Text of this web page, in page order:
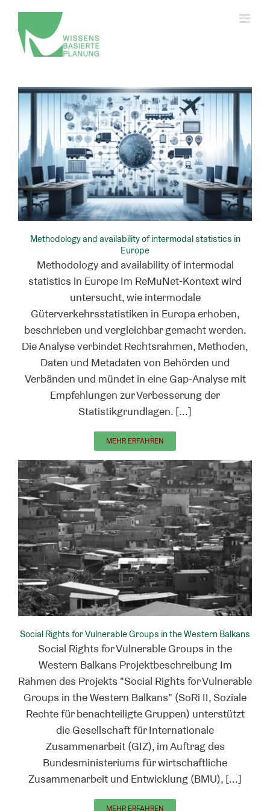
springen
Methodology and availability of intermodal statistics in
Europe
Methodology and availability of intermodal
statistics in Europe Im ReMuNet-Kontext wird
untersucht, wie intermodale
Güterverkehrsstatistiken in Europa erhoben,
beschrieben und vergleichbar gemacht werden.
Die Analyse verbindet Rechtsrahmen, Methoden,
Daten und Metadaten von Behörden und
Verbänden und mündet in eine Gap-Analyse mit
Empfehlungen zur Verbesserung der
Statistikgrundlagen. [...]
MEHR ERFAHREN
Social Rights for Vulnerable Groups in the Western Balkans
Social Rights for Vulnerable Groups in the
Western Balkans Projektbeschreibung Im
Rahmen des Projekts "Social Rights for Vulnerable
Groups in the Western Balkans" (SoRi II, Soziale
Rechte für benachteiligte Gruppen) unterstützt
die Gesellschaft für Internationale
Zusammenarbeit (GIZ), im Auftrag des
Bundesministeriums für wirtschaftliche
Zusammenarbeit und Entwicklung (BMU), [...]
MEHR ERFAHREN
Historie der Privatsphäre-Einstellungen
Einwilligungen widerrufen